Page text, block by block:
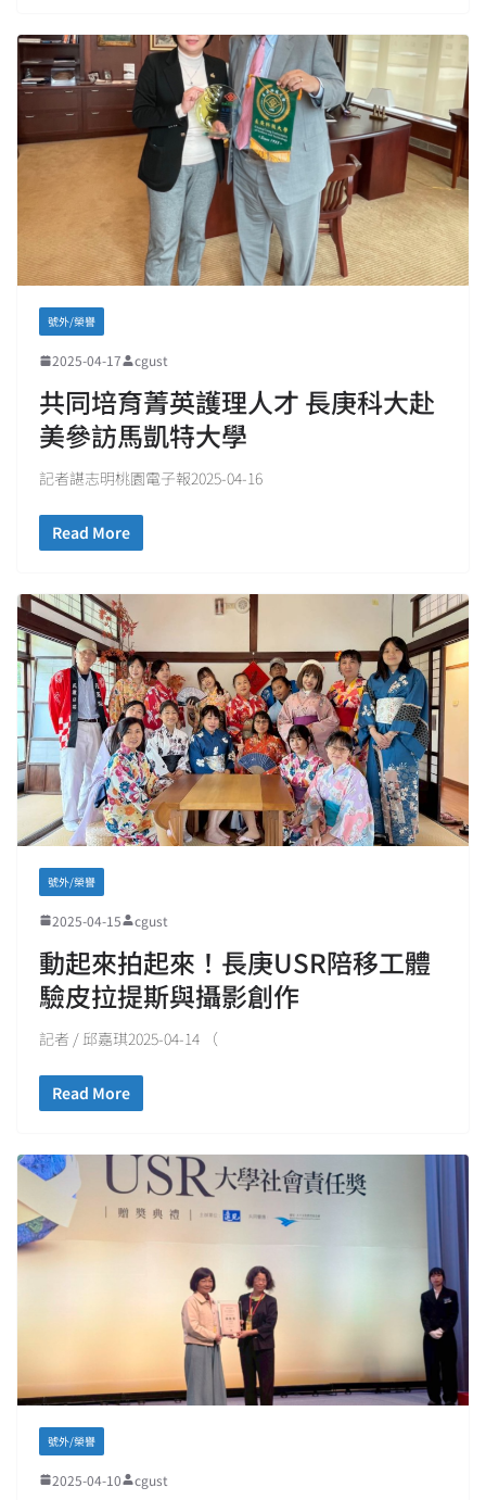
號外/榮譽
2025-04-17 cgust
共同培育菁英護理人才 長庚科大赴
美參訪馬凱特大學
記者諶志明桃園電子報2025-04-16
Read More
號外/榮譽
2025-04-15 cgust
動起來拍起來！長庚USR陪移工體
驗皮拉提斯與攝影創作
記者 / 邱嘉琪2025-04-14 （
Read More
號外/榮譽
2025-04-10 cgust